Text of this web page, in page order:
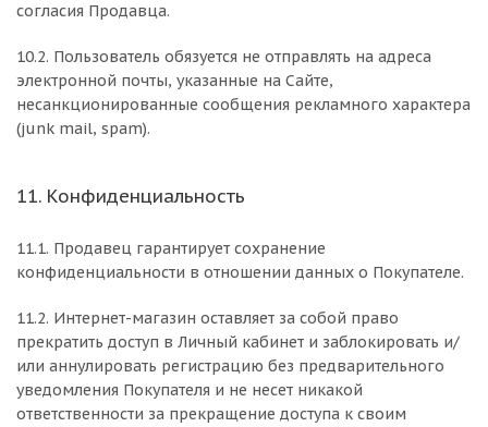
согласия Продавца.
10.2. Пользователь обязуется не отправлять на адреса
электронной почты, указанные на Сайте,
несанкционированные сообщения рекламного характера
(junk mail, spam).
11. Конфиденциальность
11.1. Продавец гарантирует сохранение
конфиденциальности в отношении данных о Покупателе.
11.2. Интернет-магазин оставляет за собой право
прекратить доступ в Личный кабинет и заблокировать и/
или аннулировать регистрацию без предварительного
уведомления Покупателя и не несет никакой
ответственности за прекращение доступа к своим